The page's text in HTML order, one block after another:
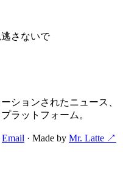
さないで
ションされたニュース、
ラットフォーム。
Email · Made by Mr. Latte ↗